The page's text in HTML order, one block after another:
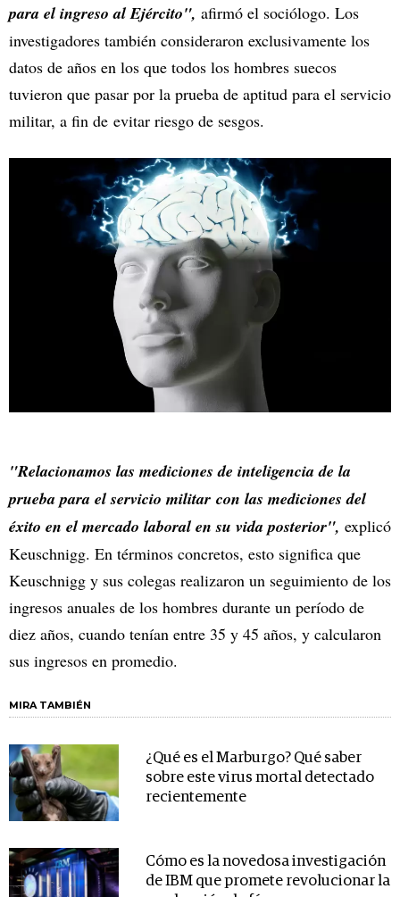
para el ingreso al Ejército", afirmó el sociólogo. Los
investigadores también consideraron exclusivamente los
datos de años en los que todos los hombres suecos
tuvieron que pasar por la prueba de aptitud para el servicio
militar, a fin de evitar riesgo de sesgos.
"Relacionamos las mediciones de inteligencia de la
prueba para el servicio militar con las mediciones del
éxito en el mercado laboral en su vida posterior", explicó
Keuschnigg. En términos concretos, esto significa que
Keuschnigg y sus colegas realizaron un seguimiento de los
ingresos anuales de los hombres durante un período de
diez años, cuando tenían entre 35 y 45 años, y calcularon
sus ingresos en promedio.
MIRA TAMBIÉN
¿Qué es el Marburgo? Qué saber
sobre este virus mortal detectado
recientemente
Cómo es la novedosa investigación
de IBM que promete revolucionar la